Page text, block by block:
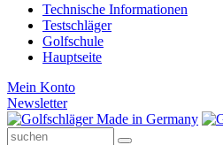
Technische Informationen
Testschläger
Golfschule
Hauptseite
Mein Konto
Newsletter